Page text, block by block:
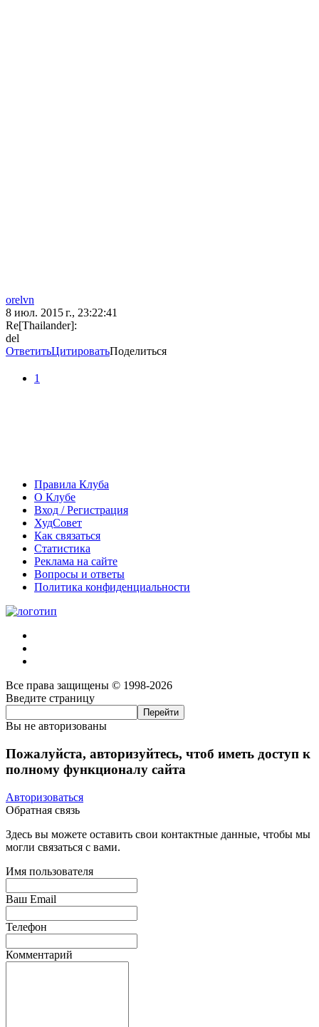
orelvn
8 июл. 2015 г., 23:22:41
Re[Thailander]:
del
ОтветитьЦитироватьПоделиться
1
Правила Клуба
О Клубе
Вход / Регистрация
ХудСовет
Как связаться
Статистика
Реклама на сайте
Вопросы и ответы
Политика конфиденциальности
Все права защищены © 1998-2026
Введите страницу
Вы не авторизованы
Пожалуйста, авторизуйтесь, чтоб иметь доступ к
полному функционалу сайта
Авторизоваться
Обратная связь
Здесь вы можете оставить свои контактные данные, чтобы мы
могли связаться с вами.
Имя пользователя
Ваш Email
Телефон
Комментарий